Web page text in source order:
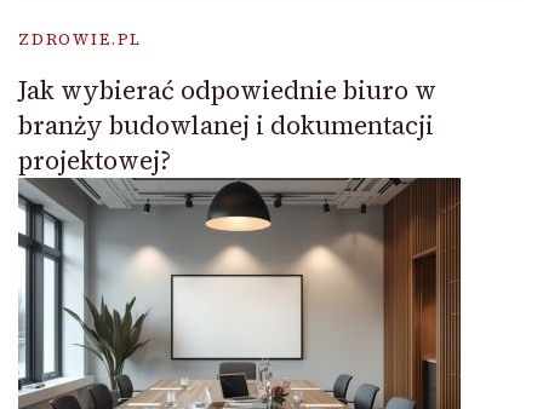
ZDROWIE.PL
Jak wybierać odpowiednie biuro w
branży budowlanej i dokumentacji
projektowej?